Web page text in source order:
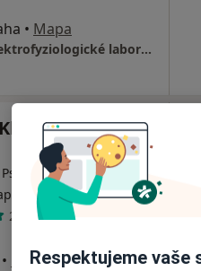
• Mapa
Neurologická ambulance, elektrofyziologické laboratoře ( EMG, EEG )
Borzová
· Více
26 názorů
• Mapa
Respektujeme vaše